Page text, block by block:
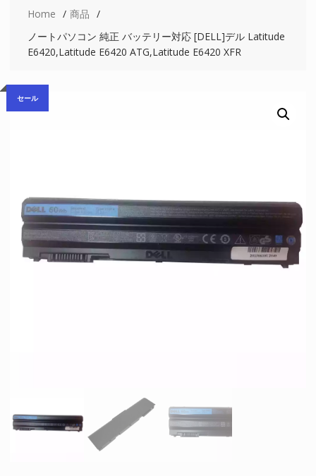
Home
商品
ノートパソコン 純正 バッテリー対応 [DELL]デル Latitude
E6420,Latitude E6420 ATG,Latitude E6420 XFR
セール